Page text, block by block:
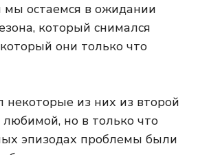
мы остаемся в ожидании
который снимался
они только что
некоторые из них из второй
но в только что
эпизодах проблемы были